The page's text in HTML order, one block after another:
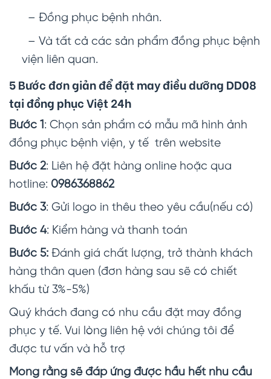
– Đồng phục bệnh nhân.
– Và tất cả các sản phẩm đồng phục bệnh
viện liên quan.
5 Bước đơn giản để đặt may điều dưỡng DD08
tại đồng phục Việt 24h
Bước 1 : Chọn sản phẩm có mẫu mã hình ảnh
đồng phục bệnh viện, y tế trên website
Bước 2: Liên hệ đặt hàng online hoặc qua
hotline: 0986368862
Bước 3: Gửi logo in thêu theo yêu cầu(nếu có)
Bước 4: Kiểm hàng và thanh toán
Bước 5: Đánh giá chất lượng, trở thành khách
hàng thân quen (đơn hàng sau sẽ có chiết
khấu từ 3%-5%)
Quý khách đang có nhu cầu đặt may đồng
phục y tế. Vui lòng liên hệ với chúng tôi để
được tư vấn và hỗ trợ
Mong rằng sẽ đáp ứng được hầu hết nhu cầu